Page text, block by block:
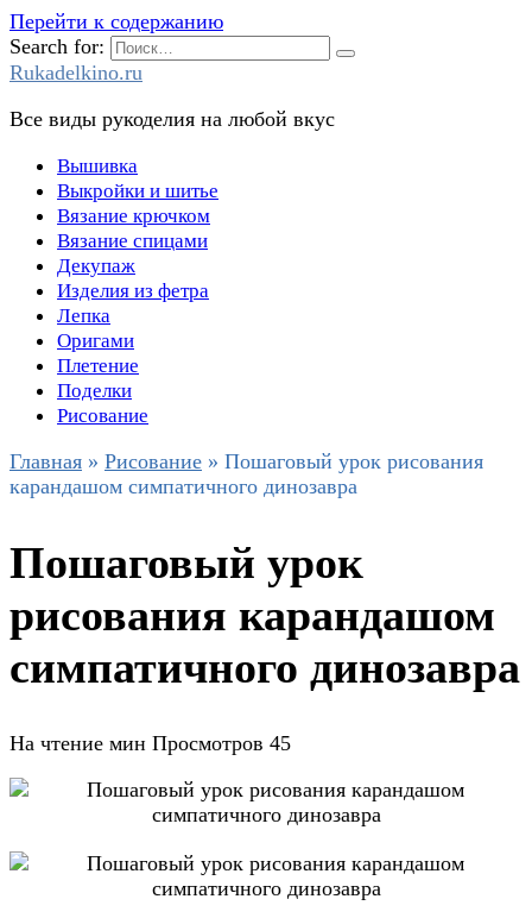
Перейти к содержанию
Search for:
Rukadelkino.ru
Все виды рукоделия на любой вкус
Вышивка
Выкройки и шитье
Вязание крючком
Вязание спицами
Декупаж
Изделия из фетра
Лепка
Оригами
Плетение
Поделки
Рисование
Главная » Рисование » Пошаговый урок рисования
карандашом симпатичного динозавра
Пошаговый урок
рисования карандашом
симпатичного динозавра
На чтение мин Просмотров 45